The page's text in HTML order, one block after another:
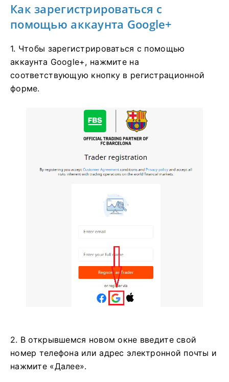
Как зарегистрироваться с
помощью аккаунта Google+
1. Чтобы зарегистрироваться с помощью
аккаунта Google+, нажмите на
соответствующую кнопку в регистрационной
форме.
2. В открывшемся новом окне введите свой
номер телефона или адрес электронной почты и
нажмите «Далее».